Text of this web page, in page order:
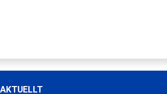
AKTUELLT